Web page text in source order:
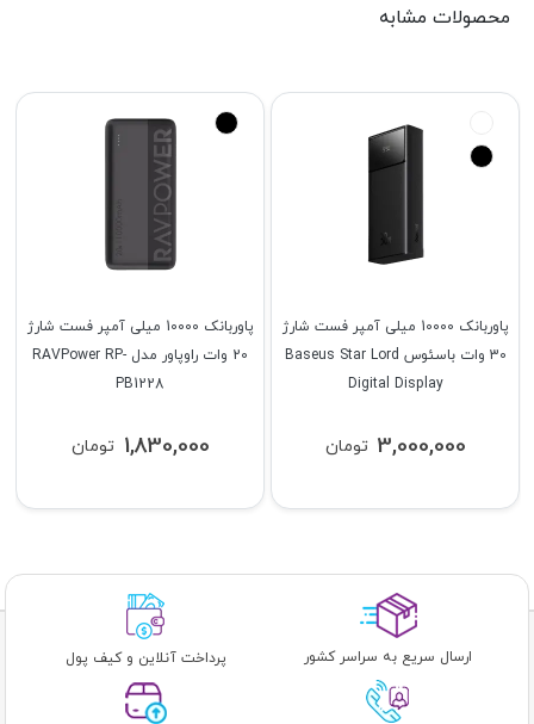
محصولات مشابه
پاوربانک 10000 میلی آمپر فست شارژ
20 وات راوپاور مدل RAVPower RP-
PB1228
تومان 1,830,000
پاوربانک 10000 میلی آمپر فست شارژ
30 وات باسئوس Baseus Star Lord
Digital Display
تومان 3,000,000
ارسال سریع به سراسر کشور پرداخت آنلاین و کیف پول